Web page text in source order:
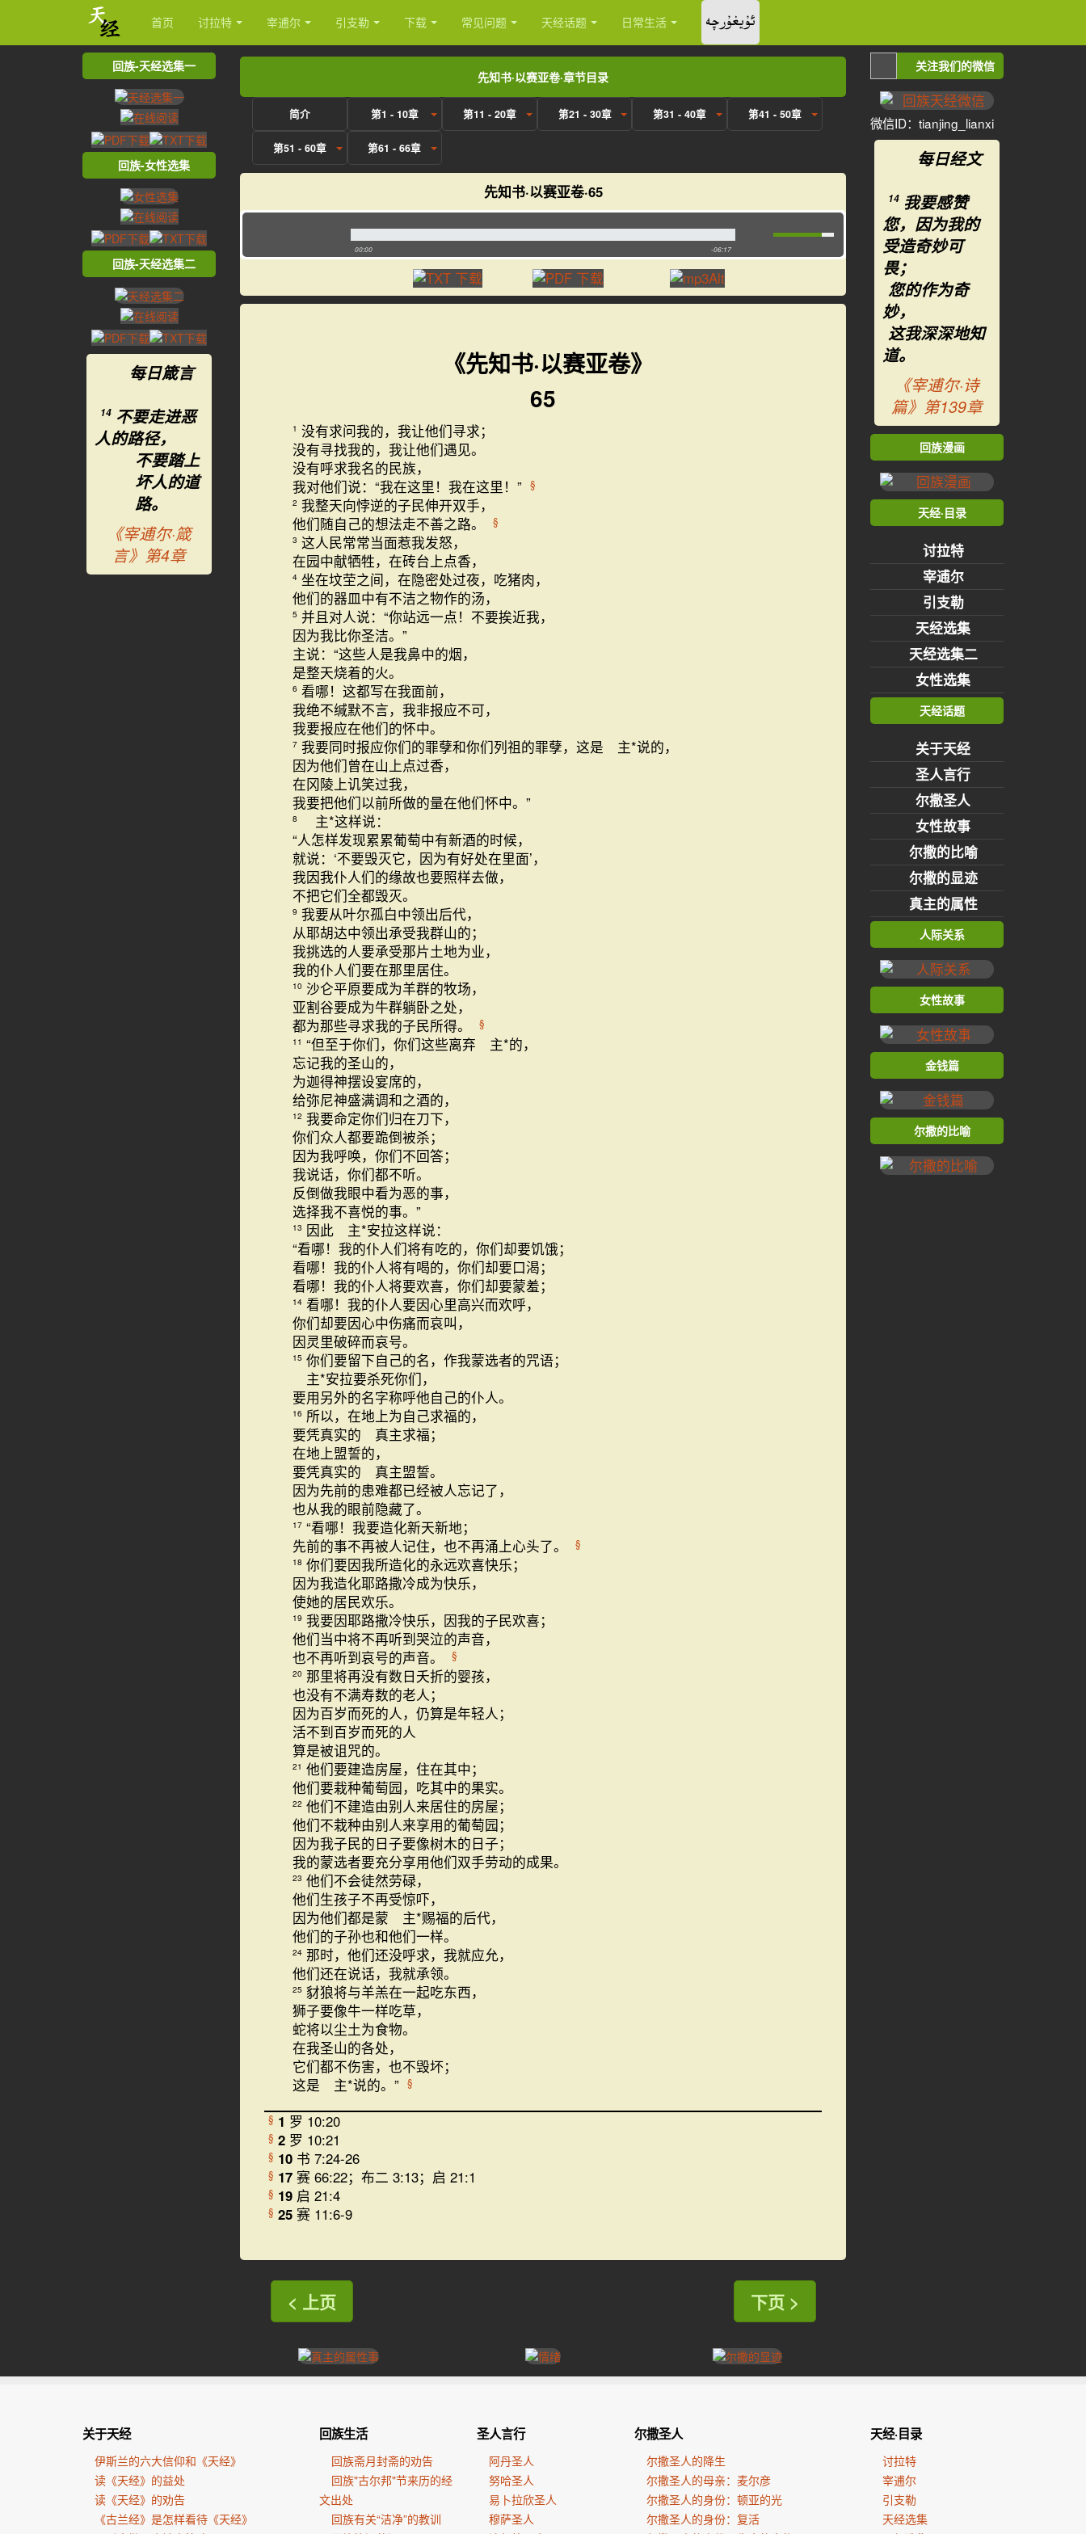
首页 讨拉特 宰逋尔 引支勒 下载 常见问题 天经话题 日常生活 ئۇيغۇرچە
先知书·以赛亚卷·章节目录
简介 第1 - 10章 第11 - 20章 第21 - 30章 第31 - 40章 第41 - 50章
第51 - 60章 第61 - 66章
先知书·以赛亚卷·65
00:00 -06:17
《先知书·以赛亚卷》
65
1 没有求问我的，我让他们寻求；
没有寻找我的，我让他们遇见。
没有呼求我名的民族，
我对他们说：“我在这里！我在这里！”
§
2 我整天向悖逆的子民伸开双手，
他们随自己的想法走不善之路。
§
3 这人民常常当面惹我发怒，
在园中献牺牲，在砖台上点香，
4 坐在坟茔之间，在隐密处过夜，吃猪肉，
他们的器皿中有不洁之物作的汤，
5 并且对人说：“你站远一点！不要挨近我，
因为我比你圣洁。”
主说：“这些人是我鼻中的烟，
是整天烧着的火。
6 看哪！这都写在我面前，
我绝不缄默不言，我非报应不可，
我要报应在他们的怀中。
7 我要同时报应你们的罪孽和你们列祖的罪孽，这是 主*说的，
因为他们曾在山上点过香，
在冈陵上讥笑过我，
我要把他们以前所做的量在他们怀中。”
8
主*这样说：
“人怎样发现累累葡萄中有新酒的时候，
就说：‘不要毁灭它，因为有好处在里面’，
我因我仆人们的缘故也要照样去做，
不把它们全都毁灭。
9 我要从叶尔孤白中领出后代，
从耶胡达中领出承受我群山的；
我挑选的人要承受那片土地为业，
我的仆人们要在那里居住。
10 沙仑平原要成为羊群的牧场，
亚割谷要成为牛群躺卧之处，
都为那些寻求我的子民所得。
§
11 “但至于你们，你们这些离弃 主*的，
忘记我的圣山的，
为迦得神摆设宴席的，
给弥尼神盛满调和之酒的，
12 我要命定你们归在刀下，
你们众人都要跪倒被杀；
因为我呼唤，你们不回答；
我说话，你们都不听。
反倒做我眼中看为恶的事，
选择我不喜悦的事。”
13 因此 主*安拉这样说：
“看哪！我的仆人们将有吃的，你们却要饥饿；
看哪！我的仆人将有喝的，你们却要口渴；
看哪！我的仆人将要欢喜，你们却要蒙羞；
14 看哪！我的仆人要因心里高兴而欢呼，
你们却要因心中伤痛而哀叫，
因灵里破碎而哀号。
15 你们要留下自己的名，作我蒙选者的咒语；
主*安拉要杀死你们，
要用另外的名字称呼他自己的仆人。
16 所以，在地上为自己求福的，
要凭真实的 真主求福；
在地上盟誓的，
要凭真实的 真主盟誓。
因为先前的患难都已经被人忘记了，
也从我的眼前隐藏了。
17 “看哪！我要造化新天新地；
先前的事不再被人记住，也不再涌上心头了。
§
18 你们要因我所造化的永远欢喜快乐；
因为我造化耶路撒冷成为快乐，
使她的居民欢乐。
19 我要因耶路撒冷快乐，因我的子民欢喜；
他们当中将不再听到哭泣的声音，
也不再听到哀号的声音。
§
20 那里将再没有数日夭折的婴孩，
也没有不满寿数的老人；
因为百岁而死的人，仍算是年轻人；
活不到百岁而死的人
算是被诅咒的。
21 他们要建造房屋，住在其中；
他们要栽种葡萄园，吃其中的果实。
22 他们不建造由别人来居住的房屋；
他们不栽种由别人来享用的葡萄园；
因为我子民的日子要像树木的日子；
我的蒙选者要充分享用他们双手劳动的成果。
23 他们不会徒然劳碌，
他们生孩子不再受惊吓，
因为他们都是蒙 主*赐福的后代，
他们的子孙也和他们一样。
24 那时，他们还没呼求，我就应允，
他们还在说话，我就承领。
25 豺狼将与羊羔在一起吃东西，
狮子要像牛一样吃草，
蛇将以尘土为食物。
在我圣山的各处，
它们都不伤害，也不毁坏；
这是 主*说的。”
§
§ 1 罗 10:20
§ 2 罗 10:21
§ 10 书 7:24-26
§ 17 赛 66:22；布二 3:13；启 21:1
§ 19 启 21:4
§ 25 赛 11:6-9
< 上页 下页 >
回族-天经选集一
回族-女性选集
回族-天经选集二
每日箴言
14 不要走进恶
人的路径，
不要踏上
坏人的道
路。
《宰逋尔·箴
言》第4章
关注我们的微信
微信ID：tianjing_lianxi
每日经文
14 我要感赞
您，因为我的
受造奇妙可
畏；
您的作为奇
妙，
这我深深地知
道。
《宰逋尔·诗
篇》第139章
回族漫画
天经·目录
讨拉特
宰逋尔
引支勒
天经选集
天经选集二
女性选集
天经话题
关于天经
圣人言行
尔撒圣人
女性故事
尔撒的比喻
尔撒的显迹
真主的属性
人际关系
女性故事
金钱篇
尔撒的比喻
关于天经
伊斯兰的六大信仰和《天经》
读《天经》的益处
读《天经》的劝告
《古兰经》是怎样看待《天经》
回族生活
回族斋月封斋的劝告
回族"古尔邦"节来历的经
文出处
回族有关“洁净”的教训
圣人言行
阿丹圣人
努哈圣人
易卜拉欣圣人
穆萨圣人
尔撒圣人
尔撒圣人的降生
尔撒圣人的母亲：麦尔彦
尔撒圣人的身份：顿亚的光
尔撒圣人的身份：复活
天经·目录
讨拉特
宰逋尔
引支勒
天经选集